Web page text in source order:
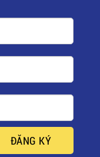
ĐĂNG KÝ